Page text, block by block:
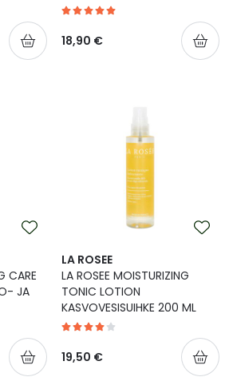
18,90 €
CARE
JA
LA ROSEE
LA ROSEE MOISTURIZING
TONIC LOTION
KASVOVESISUIHKE 200 ML
19,50 €